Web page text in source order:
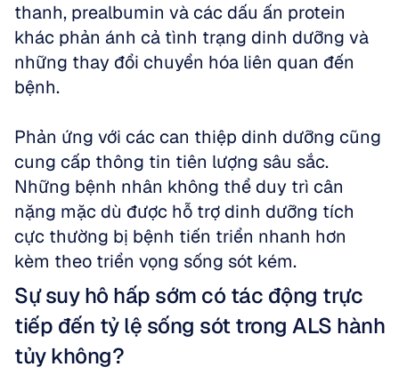
thanh, prealbumin và các dấu ấn protein
khác phản ánh cả tình trạng dinh dưỡng và
những thay đổi chuyển hóa liên quan đến
bệnh.
Phản ứng với các can thiệp dinh dưỡng cũng
cung cấp thông tin tiên lượng sâu sắc.
Những bệnh nhân không thể duy trì cân
nặng mặc dù được hỗ trợ dinh dưỡng tích
cực thường bị bệnh tiến triển nhanh hơn
kèm theo triển vọng sống sót kém.
Sự suy hô hấp sớm có tác động trực
tiếp đến tỷ lệ sống sót trong ALS hành
tủy không?